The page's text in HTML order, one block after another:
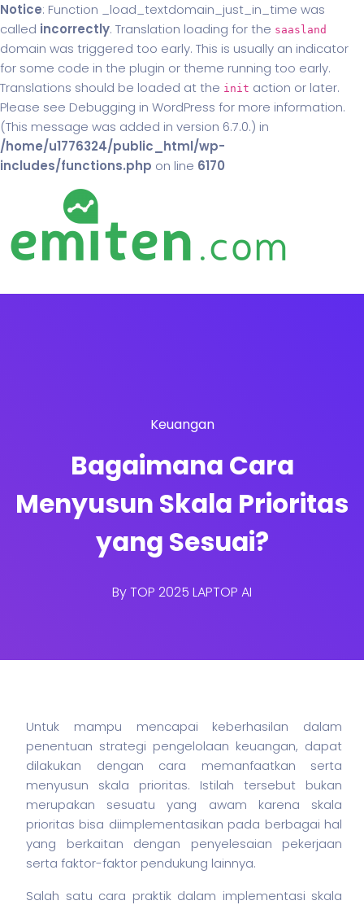
Notice: Function _load_textdomain_just_in_time was
called incorrectly. Translation loading for the saasland
domain was triggered too early. This is usually an indicator
for some code in the plugin or theme running too early.
Translations should be loaded at the init action or later.
Please see Debugging in WordPress for more information.
(This message was added in version 6.7.0.) in
/home/u1776324/public_html/wp-
includes/functions.php on line 6170
Keuangan
Bagaimana Cara
Menyusun Skala Prioritas
yang Sesuai?
ByTOP 2025 LAPTOP AI
Untuk mampu mencapai keberhasilan dalam
penentuan strategi pengelolaan keuangan, dapat
dilakukan dengan cara memanfaatkan serta
menyusun skala prioritas. Istilah tersebut bukan
merupakan sesuatu yang awam karena skala
prioritas bisa diimplementasikan pada berbagai hal
yang berkaitan dengan penyelesaian pekerjaan
serta faktor-faktor pendukung lainnya.
Salah satu cara praktik dalam implementasi skala